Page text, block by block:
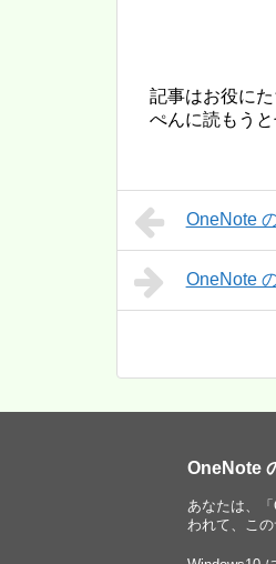
記事はお役に
ぺんに読もう
OneNote
OneNote
OneNote
あなたは、
われて、こ